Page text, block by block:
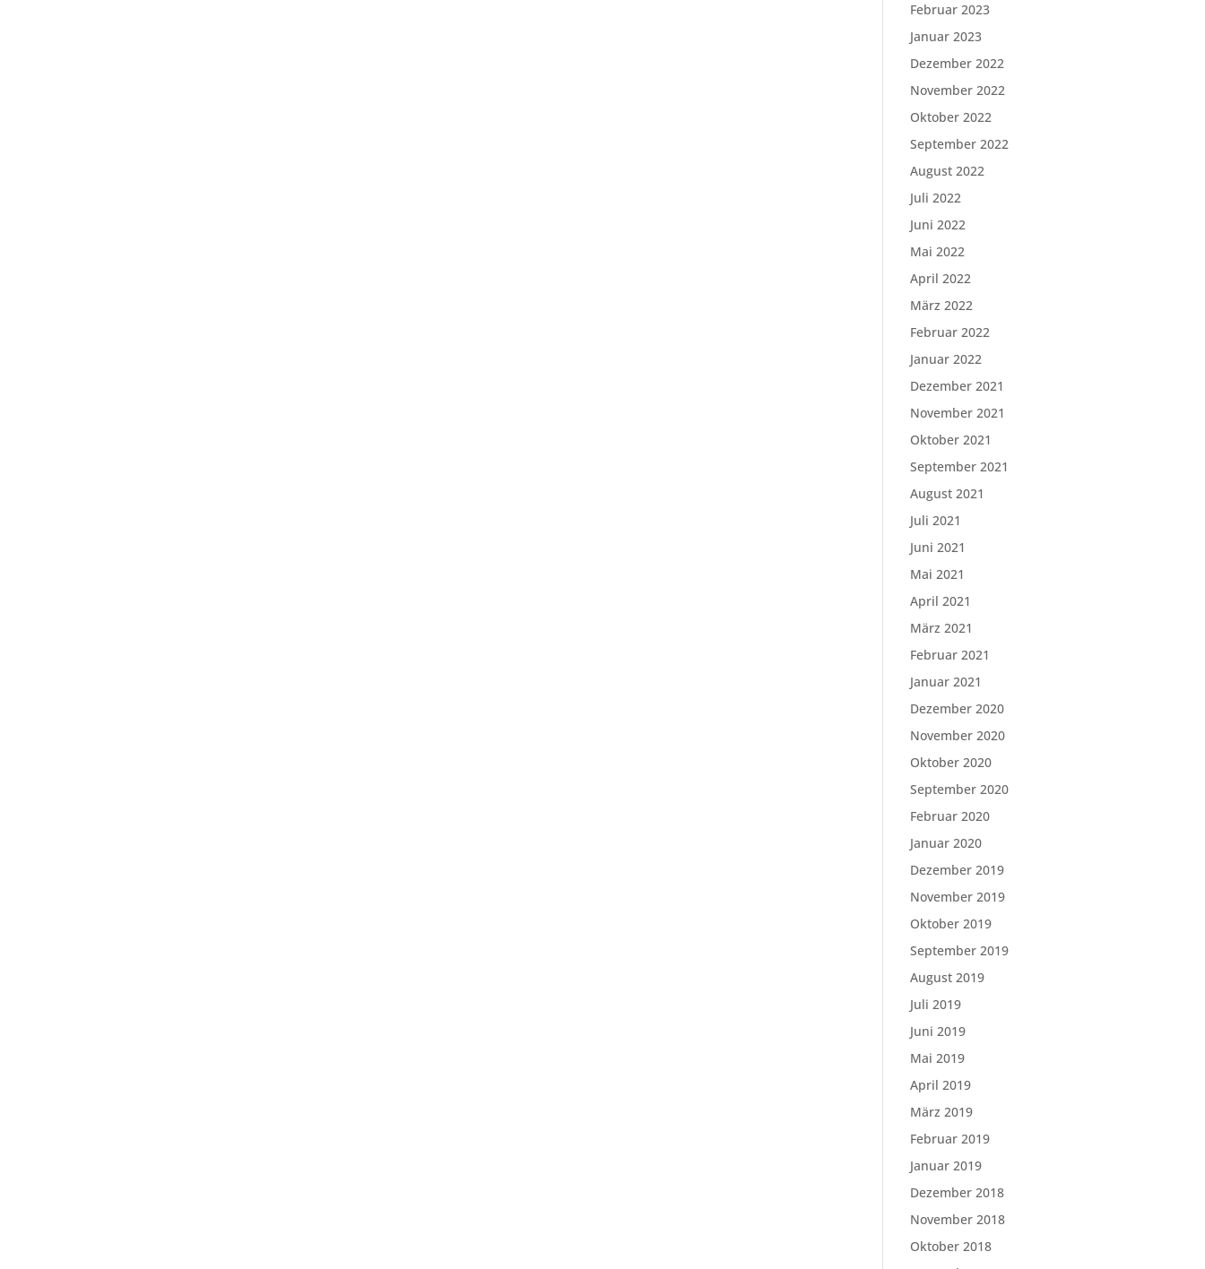
Februar 2023
Januar 2023
Dezember 2022
November 2022
Oktober 2022
September 2022
August 2022
Juli 2022
Juni 2022
Mai 2022
April 2022
März 2022
Februar 2022
Januar 2022
Dezember 2021
November 2021
Oktober 2021
September 2021
August 2021
Juli 2021
Juni 2021
Mai 2021
April 2021
März 2021
Februar 2021
Januar 2021
Dezember 2020
November 2020
Oktober 2020
September 2020
Februar 2020
Januar 2020
Dezember 2019
November 2019
Oktober 2019
September 2019
August 2019
Juli 2019
Juni 2019
Mai 2019
April 2019
März 2019
Februar 2019
Januar 2019
Dezember 2018
November 2018
Oktober 2018